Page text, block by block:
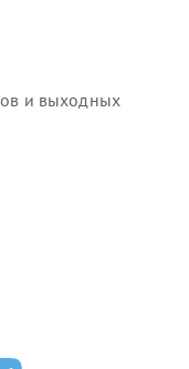
и выходных